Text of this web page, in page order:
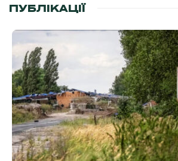
ПУБЛІКАЦІЇ